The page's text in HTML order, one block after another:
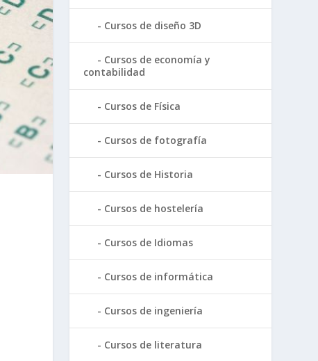
Cursos de diseño 3D
Cursos de economía y
contabilidad
Cursos de Física
Cursos de fotografía
Cursos de Historia
Cursos de hostelería
Cursos de Idiomas
Cursos de informática
Cursos de ingeniería
Cursos de literatura